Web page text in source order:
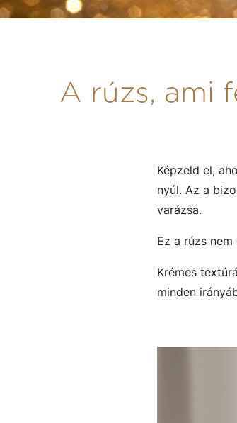
A rúzs, ami
Képzeld el,
nyúl. Az a
varázsa.
Ez a rúzs
Krémes
minden